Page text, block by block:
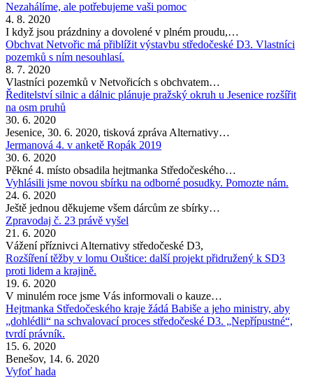
Nezahálíme, ale potřebujeme vaši pomoc
4. 8. 2020
I když jsou prázdniny a dovolené v plném proudu,…
Obchvat Netvořic má přiblížit výstavbu středočeské D3. Vlastníci
pozemků s ním nesouhlasí.
8. 7. 2020
Vlastníci pozemků v Netvořicích s obchvatem…
Ředitelství silnic a dálnic plánuje pražský okruh u Jesenice rozšířit
na osm pruhů
30. 6. 2020
Jesenice, 30. 6. 2020, tisková zpráva Alternativy…
Jermanová 4. v anketě Ropák 2019
30. 6. 2020
Pěkné 4. místo obsadila hejtmanka Středočeského…
Vyhlásili jsme novou sbírku na odborné posudky. Pomozte nám.
24. 6. 2020
Ještě jednou děkujeme všem dárcům ze sbírky…
Zpravodaj č. 23 právě vyšel
21. 6. 2020
Vážení příznivci Alternativy středočeské D3,
Rozšíření těžby v lomu Ouštice: další projekt přidružený k SD3
proti lidem a krajině.
19. 6. 2020
V minulém roce jsme Vás informovali o kauze…
Hejtmanka Středočeského kraje žádá Babiše a jeho ministry, aby
„dohlédli“ na schvalovací proces středočeské D3. „Nepřípustné“,
tvrdí právník.
15. 6. 2020
Benešov, 14. 6. 2020
Vyfoť hada